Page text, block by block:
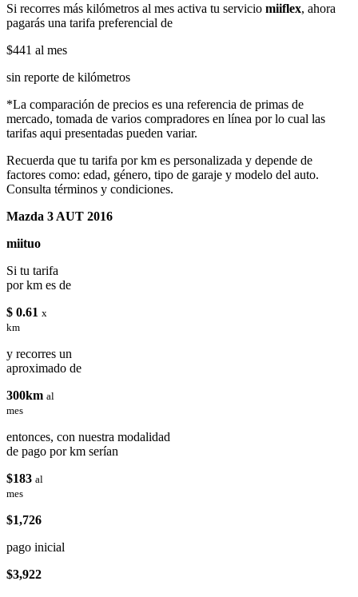
Si recorres más kilómetros al mes activa tu servicio miiflex, ahora
pagarás una tarifa preferencial de
$441 al mes
sin reporte de kilómetros
*La comparación de precios es una referencia de primas de
mercado, tomada de varios compradores en línea por lo cual las
tarifas aqui presentadas pueden variar.
Recuerda que tu tarifa por km es personalizada y depende de
factores como: edad, género, tipo de garaje y modelo del auto.
Consulta términos y condiciones.
Mazda 3 AUT 2016
miituo
Si tu tarifa
por km es de
$ 0.61 x
km
y recorres un
aproximado de
300km al
mes
entonces, con nuestra modalidad
de pago por km serían
$183 al
mes
$1,726
pago inicial
$3,922